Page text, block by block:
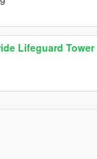
Lifeguard Tower